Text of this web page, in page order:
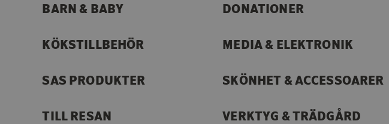
BARN & BABY DONATIONER
KÖKSTILLBEHÖR MEDIA & ELEKTRONIK
SAS PRODUKTER SKÖNHET & ACCESSOARER
TILL RESAN VERKTYG & TRÄDGÅRD